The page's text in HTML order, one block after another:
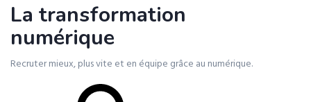
La transformation
numérique
Recruter mieux, plus vite et en équipe grâce au numérique.